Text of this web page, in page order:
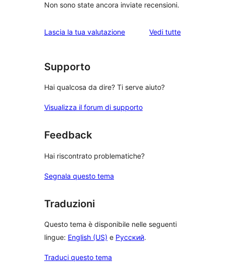
Non sono state ancora inviate recensioni.
Lascia la tua valutazione Vedi tuttele
Supporto
Hai qualcosa da dire? Ti serve aiuto?
Visualizza il forum di supporto
Feedback
Hai riscontrato problematiche?
Segnala questo tema
Traduzioni
Questo tema è disponibile nelle seguenti
lingue: English (US) e Русский.
Traduci questo tema